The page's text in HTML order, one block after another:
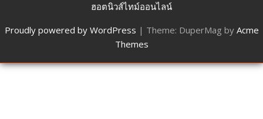
ฮอตนิวส์ไทม์ออนไลน์
Proudly powered by WordPress | Theme: DuperMag by Acme
Themes